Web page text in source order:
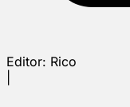
Editor: Rico